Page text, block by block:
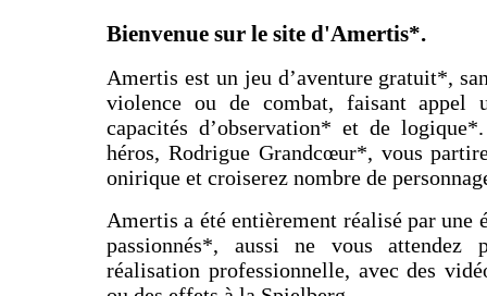
Bienvenue sur le site d'Amertis*.
Amertis est un jeu d’aventure gratuit*,
violence ou de combat, faisant appel
capacités d’observation* et de
héros, Rodrigue Grandcœur*, vous
onirique et croiserez nombre de
Amertis a été entièrement réalisé par une
passionnés*, aussi ne vous
réalisation professionnelle, avec des